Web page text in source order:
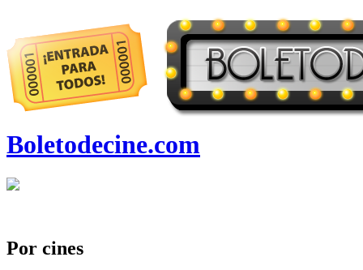
Boletodecine.com
Por cines